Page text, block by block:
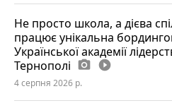
Не просто школа, а дієва
працює унікальна
Української академії
Тернополі photo_camera play_circle_filled
4 серпня 2026 р.